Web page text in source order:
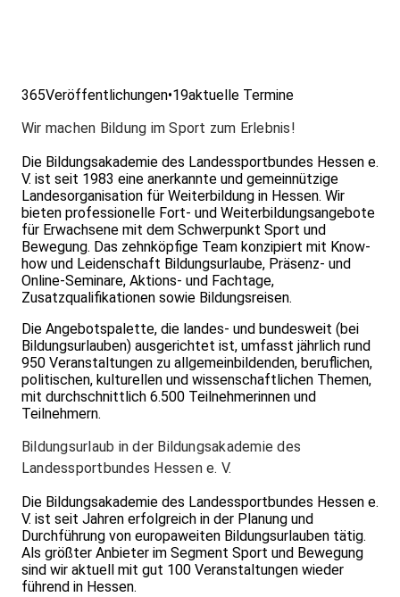
365Veröffentlichungen•19aktuelle Termine
Wir machen Bildung im Sport zum Erlebnis!
Die Bildungsakademie des Landessportbundes Hessen e.
V. ist seit 1983 eine anerkannte und gemeinnützige
Landesorganisation für Weiterbildung in Hessen. Wir
bieten professionelle Fort- und Weiterbildungsangebote
für Erwachsene mit dem Schwerpunkt Sport und
Bewegung. Das zehnköpfige Team konzipiert mit Know-
how und Leidenschaft Bildungsurlaube, Präsenz- und
Online-Seminare, Aktions- und Fachtage,
Zusatzqualifikationen sowie Bildungsreisen.
Die Angebotspalette, die landes- und bundesweit (bei
Bildungsurlauben) ausgerichtet ist, umfasst jährlich rund
950 Veranstaltungen zu allgemeinbildenden, beruflichen,
politischen, kulturellen und wissenschaftlichen Themen,
mit durchschnittlich 6.500 Teilnehmerinnen und
Teilnehmern.
Bildungsurlaub in der Bildungsakademie des
Landessportbundes Hessen e. V.
Die Bildungsakademie des Landessportbundes Hessen e.
V. ist seit Jahren erfolgreich in der Planung und
Durchführung von europaweiten Bildungsurlauben tätig.
Als größter Anbieter im Segment Sport und Bewegung
sind wir aktuell mit gut 100 Veranstaltungen wieder
führend in Hessen.